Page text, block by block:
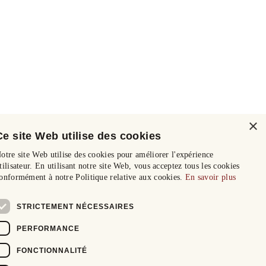
×
site Web utilise des cookies
site Web utilise des cookies pour améliorer l'expérience
En utilisant notre site Web, vous acceptez tous les cookies
à notre Politique relative aux cookies. En savoir plus
STRICTEMENT NÉCESSAIRES
PERFORMANCE
FONCTIONNALITÉ